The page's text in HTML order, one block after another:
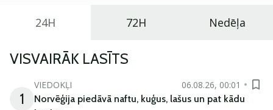
24H 72H Nedēļa
VISVAIRĀK LASĪTS
1
VIEDOKĻI
06.08.26, 00:01
Norvēģija piedāvā naftu, kuģus, lašus un pat kādu